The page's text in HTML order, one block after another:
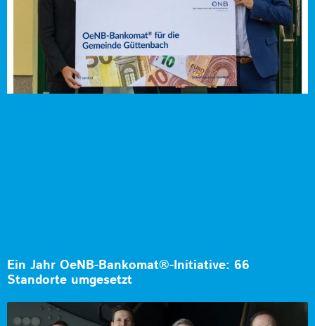
Ein Jahr OeNB-Bankomat®-Initiative: 66
Standorte umgesetzt